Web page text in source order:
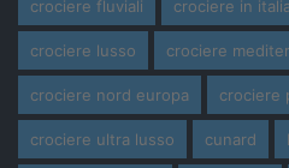
crociere fluviali crociere in italia
crociere lusso crociere
crociere nord europa crociere
crociere ultra lusso cunard